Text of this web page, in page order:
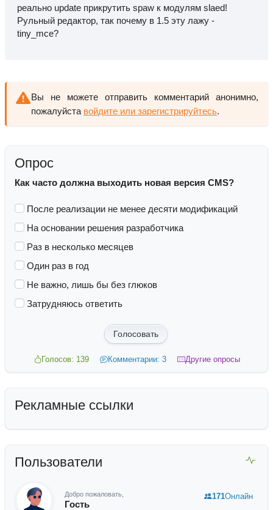
реально update прикрутить spaw к модулям slaed!
Рульный редактор, так почему в 1.5 эту лажу -
tiny_mce?
Вы не можете отправить комментарий анонимно,
пожалуйста войдите или зарегистрируйтесь.
Опрос
Как часто должна выходить новая версия CMS?
После реализации не менее десяти модификаций
На основании решения разработчика
Раз в несколько месяцев
Один раз в год
Не важно, лишь бы без глюков
Затрудняюсь ответить
Голосовать
Голосов: 139 Комментарии: 3 Другие опросы
Рекламные ссылки
Пользователи
Добро пожаловать,
Гость
171Онлайн